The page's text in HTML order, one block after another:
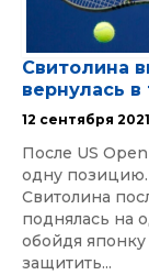
Свитолина
вернулась
12 сентября 2021
После US
одну
Свитолина
поднялась на
обойдя
защитить...